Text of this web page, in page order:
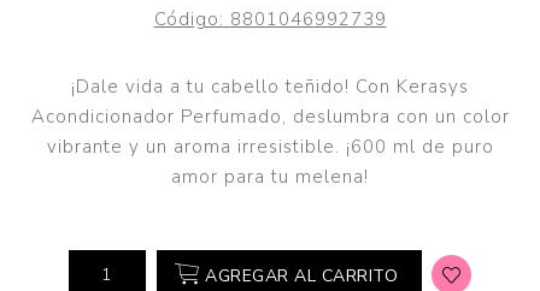
Código: 8801046992739
¡Dale vida a tu cabello teñido! Con Kerasys
Acondicionador Perfumado, deslumbra con un color
vibrante y un aroma irresistible. ¡600 ml de puro
amor para tu melena!
AGREGAR AL CARRITO